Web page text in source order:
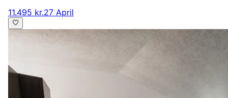
11.495 kr.27 April